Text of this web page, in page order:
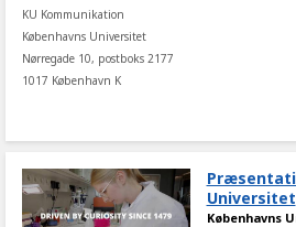
KU Kommunikation
Københavns Universitet
Nørregade 10, postboks 2177
1017 København K
Universitet
Københavns